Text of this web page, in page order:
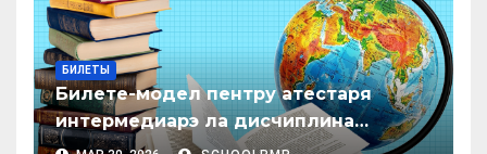
БИЛЕТЫ
Билете-модел пентру атестаря
интермедиарэ ла дисчиплина
«Сочиолоӂия», класеле 6–8